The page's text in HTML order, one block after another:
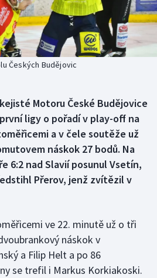
Českých Budějovic
Motoru České Budějovice
ligy o pořadí v play-off na
a v čele soutěže už
náskok 27 bodů. Na
6:2 nad Slavií posunul Vsetín,
Přerov, jenž zvítězil v
ve 22. minutě už o tři
náskok v
a Filip Helt a po 86
se trefil i Markus Korkiakoski.